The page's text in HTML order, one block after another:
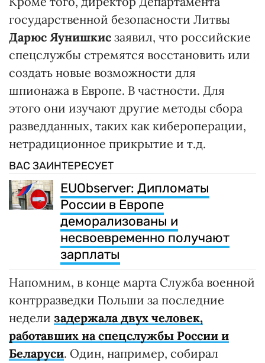
государственной безопасности Литвы
Дарюс Яунишкис заявил, что российские
спецслужбы стремятся восстановить или
создать новые возможности для
шпионажа в Европе. В частности. Для
этого они изучают другие методы сбора
разведданных, таких как кибероперации,
нетрадиционное прикрытие и т.д.
ВАС ЗАИНТЕРЕСУЕТ
EUObserver: Дипломаты
России в Европе
деморализованы и
несвоевременно получают
зарплаты
Напомним, в конце марта Служба военной
контрразведки Польши за последние
недели задержала двух человек,
работавших на спецслужбы России и
Беларуси. Один, например, собирал